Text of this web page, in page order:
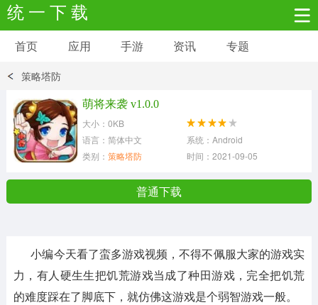
统 一 下 载
安卓应用 安卓游戏
网络购物
系统工具 其它应用
首页 应用 手游 资讯 专题
策略塔防
萌将来袭 v1.0.0
大小：0KB
语言：简体中文
系统：Android
类别： 策略塔防 时间：2021-09-05
普通下载
小编今天看了蛮多游戏视频，不得不佩服大家的游戏实
力，有人硬生生把饥荒游戏当成了种田游戏，完全把饥荒
的难度踩在了脚底下，就仿佛这游戏是个弱智游戏一般。